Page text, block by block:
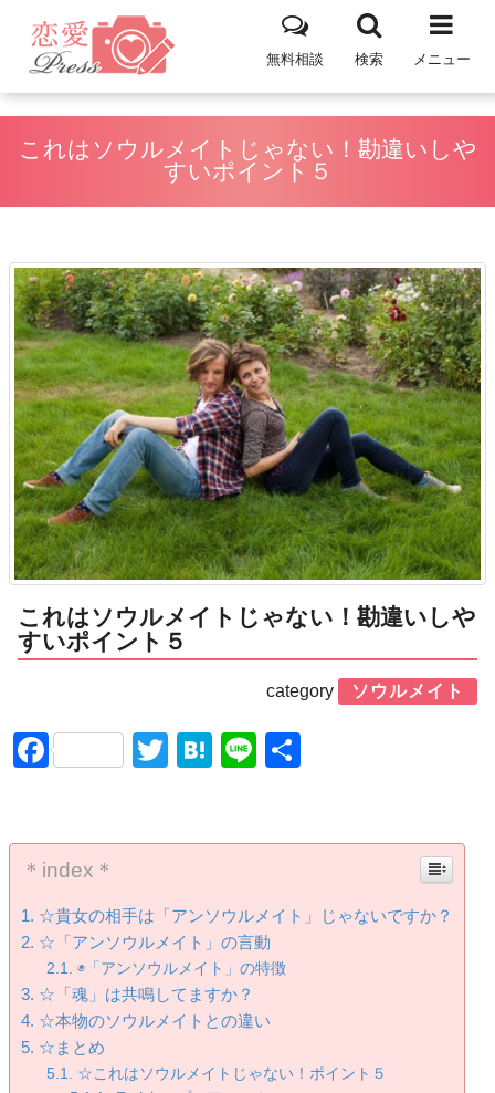
メニュー
検索
無料相談
これはソウルメイトじゃない！勘違いしや
すいポイント５
これはソウルメイトじゃない！勘違いしや
すいポイント５
category ソウルメイト
FacebookTwitter
Hatena
Line
＊index＊
☆貴女の相手は「アンソウルメイト」じゃないですか？
☆「アンソウルメイト」の言動
◉「アンソウルメイト」の特徴
☆「魂」は共鳴してますか？
☆本物のソウルメイトとの違い
☆まとめ
☆これはソウルメイトじゃない！ポイント５